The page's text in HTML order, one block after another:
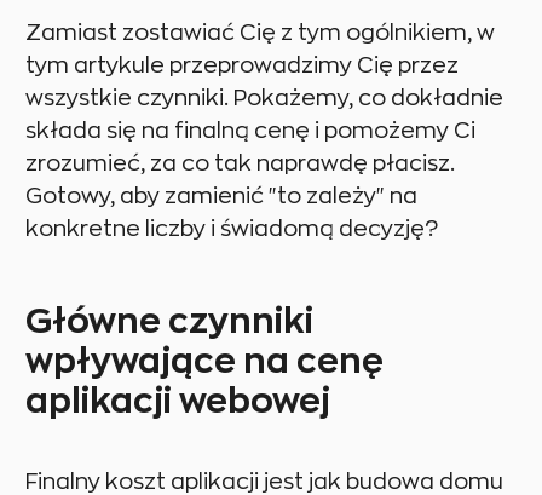
Zamiast zostawiać Cię z tym ogólnikiem, w
tym artykule przeprowadzimy Cię przez
wszystkie czynniki. Pokażemy, co dokładnie
składa się na finalną cenę i pomożemy Ci
zrozumieć, za co tak naprawdę płacisz.
Gotowy, aby zamienić "to zależy" na
konkretne liczby i świadomą decyzję?
Główne czynniki
wpływające na cenę
aplikacji webowej
Finalny koszt aplikacji jest jak budowa domu